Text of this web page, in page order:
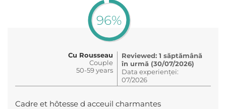
96%
Cu Rousseau
Couple
50-59 years
Reviewed: 1 săptămână
în urmă (30/07/2026)
Data experienței:
07/2026
Cadre et hôtesse d acceuil charmantes